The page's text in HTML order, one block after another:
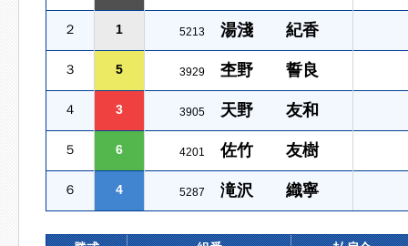
２ 1 5213 湯淺 紀香
３ 5 3929 杢野 誓良
４ 3 3905 天野 友和
５ 6 4201 佐竹 友樹
６ 4 5287 滝沢 織寧